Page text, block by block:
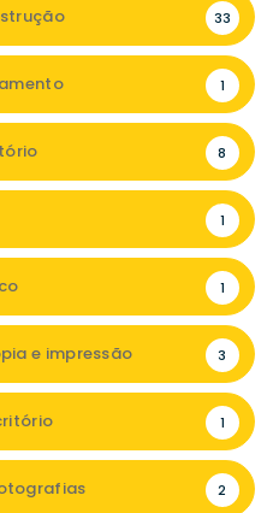
33
1
8
1
1
e impressão 3
1
2